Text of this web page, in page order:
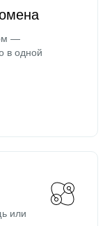
—
в одной
или